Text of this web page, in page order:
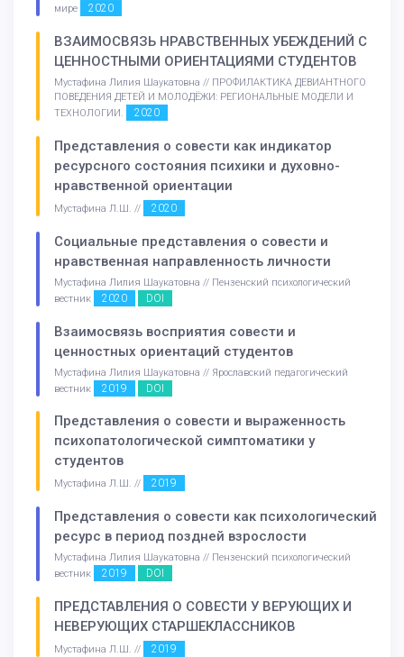
мире
2020
ВЗАИМОСВЯЗЬ НРАВСТВЕННЫХ УБЕЖДЕНИЙ С
ЦЕННОСТНЫМИ ОРИЕНТАЦИЯМИ СТУДЕНТОВ
Мустафина Лилия Шаукатовна // ПРОФИЛАКТИКА ДЕВИАНТНОГО
ПОВЕДЕНИЯ ДЕТЕЙ И МОЛОДЁЖИ: РЕГИОНАЛЬНЫЕ МОДЕЛИ И
ТЕХНОЛОГИИ.
2020
Представления о совести как индикатор
ресурсного состояния психики и духовно-
нравственной ориентации
Мустафина Л.Ш. // 2020
Социальные представления о совести и
нравственная направленность личности
Мустафина Лилия Шаукатовна // Пензенский психологический
вестник
2020 DOI
Взаимосвязь восприятия совести и
ценностных ориентаций студентов
Мустафина Лилия Шаукатовна // Ярославский педагогический
вестник
2019 DOI
Представления о совести и выраженность
психопатологической симптоматики у
студентов
Мустафина Л.Ш. // 2019
Представления о совести как психологический
ресурс в период поздней взрослости
Мустафина Лилия Шаукатовна // Пензенский психологический
вестник
2019 DOI
ПРЕДСТАВЛЕНИЯ О СОВЕСТИ У ВЕРУЮЩИХ И
НЕВЕРУЮЩИХ СТАРШЕКЛАССНИКОВ
Мустафина Л.Ш. // 2019